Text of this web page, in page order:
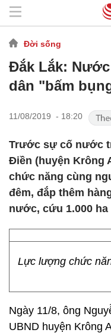
Đời sống
Đắk Lắk:
dân "bấm
11/08/2019 - 18:20
Trước sự cố nước
Điền (huyện Krông
chức năng cùng
đêm, đắp thêm
nước, cứu 1.000 ha
Lực lượng chức
Ngày 11/8, ông
UBND huyện Krông